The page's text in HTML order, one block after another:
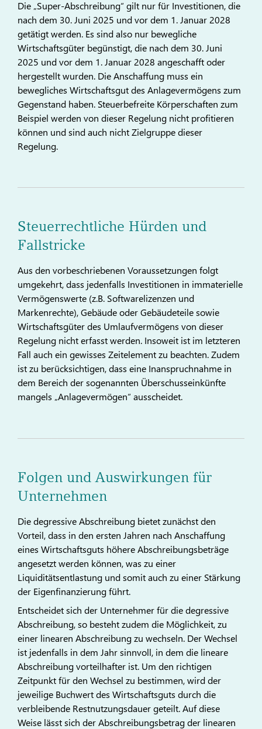
Die „Super-Abschreibung“ gilt nur für Investitionen, die
nach dem 30. Juni 2025 und vor dem 1. Januar 2028
getätigt werden. Es sind also nur bewegliche
Wirtschaftsgüter begünstigt, die nach dem 30. Juni
2025 und vor dem 1. Januar 2028 angeschafft oder
hergestellt wurden. Die Anschaffung muss ein
bewegliches Wirtschaftsgut des Anlagevermögens zum
Gegenstand haben. Steuerbefreite Körperschaften zum
Beispiel werden von dieser Regelung nicht profitieren
können und sind auch nicht Zielgruppe dieser
Regelung.
Steuerrechtliche Hürden und
Fallstricke
Aus den vorbeschriebenen Voraussetzungen folgt
umgekehrt, dass jedenfalls Investitionen in immaterielle
Vermögenswerte (z.B. Softwarelizenzen und
Markenrechte), Gebäude oder Gebäudeteile sowie
Wirtschaftsgüter des Umlaufvermögens von dieser
Regelung nicht erfasst werden. Insoweit ist im letzteren
Fall auch ein gewisses Zeitelement zu beachten. Zudem
ist zu berücksichtigen, dass eine Inanspruchnahme in
dem Bereich der sogenannten Überschusseinkünfte
mangels „Anlagevermögen“ ausscheidet.
Folgen und Auswirkungen für
Unternehmen
Die degressive Abschreibung bietet zunächst den
Vorteil, dass in den ersten Jahren nach Anschaffung
eines Wirtschaftsguts höhere Abschreibungsbeträge
angesetzt werden können, was zu einer
Liquiditätsentlastung und somit auch zu einer Stärkung
der Eigenfinanzierung führt.
Entscheidet sich der Unternehmer für die degressive
Abschreibung, so besteht zudem die Möglichkeit, zu
einer linearen Abschreibung zu wechseln. Der Wechsel
ist jedenfalls in dem Jahr sinnvoll, in dem die lineare
Abschreibung vorteilhafter ist. Um den richtigen
Zeitpunkt für den Wechsel zu bestimmen, wird der
jeweilige Buchwert des Wirtschaftsguts durch die
verbleibende Restnutzungsdauer geteilt. Auf diese
Weise lässt sich der Abschreibungsbetrag der linearen